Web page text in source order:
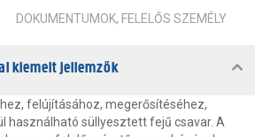
DOKUMENTUMOK, FELELŐS SZEMÉLY
kiemelt jellemzők
felújításához, megerősítéséhez,
használható süllyesztett fejű csavar. A